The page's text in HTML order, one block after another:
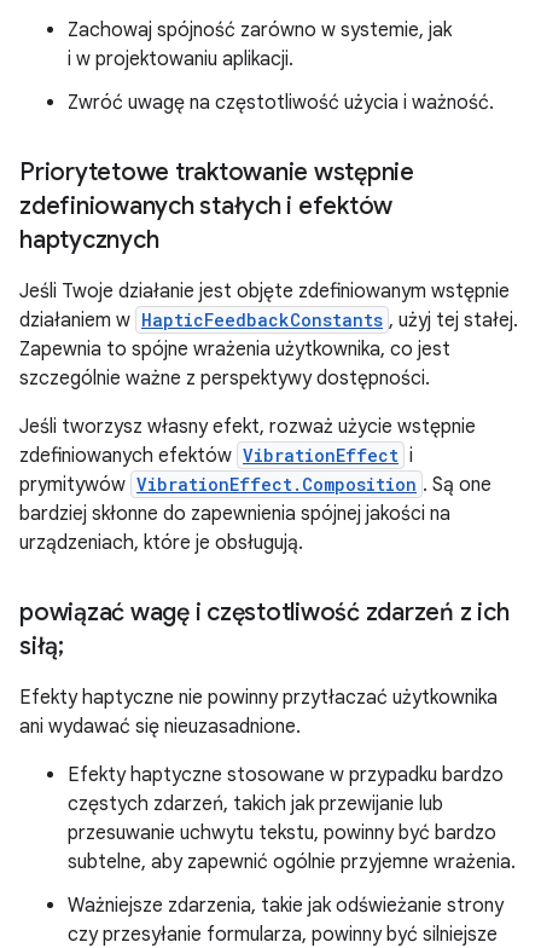
Zachowaj spójność zarówno w systemie, jak
i w projektowaniu aplikacji.
Zwróć uwagę na częstotliwość użycia i ważność.
Priorytetowe traktowanie wstępnie
zdefiniowanych stałych i efektów
haptycznych
Jeśli Twoje działanie jest objęte zdefiniowanym wstępnie
działaniem w HapticFeedbackConstants , użyj tej stałej.
Zapewnia to spójne wrażenia użytkownika, co jest
szczególnie ważne z perspektywy dostępności.
Jeśli tworzysz własny efekt, rozważ użycie wstępnie
zdefiniowanych efektów VibrationEffect i
prymitywów VibrationEffect.Composition . Są one
bardziej skłonne do zapewnienia spójnej jakości na
urządzeniach, które je obsługują.
powiązać wagę i częstotliwość zdarzeń z ich
siłą;
Efekty haptyczne nie powinny przytłaczać użytkownika
ani wydawać się nieuzasadnione.
Efekty haptyczne stosowane w przypadku bardzo
częstych zdarzeń, takich jak przewijanie lub
przesuwanie uchwytu tekstu, powinny być bardzo
subtelne, aby zapewnić ogólnie przyjemne wrażenia.
Ważniejsze zdarzenia, takie jak odświeżanie strony
czy przesyłanie formularza, powinny być silniejsze